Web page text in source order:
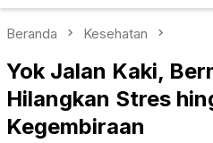
Beranda Kesehatan
Yok Jalan Kaki,
Hilangkan Stres
Kegembiraan